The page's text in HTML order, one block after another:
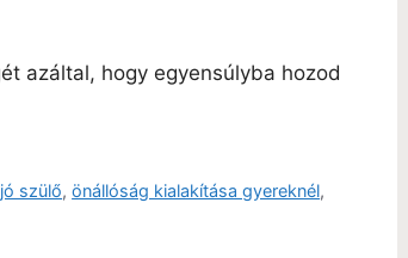
azáltal, hogy egyensúlyba hozod
jó szülő,önállóság kialakítása gyereknél,